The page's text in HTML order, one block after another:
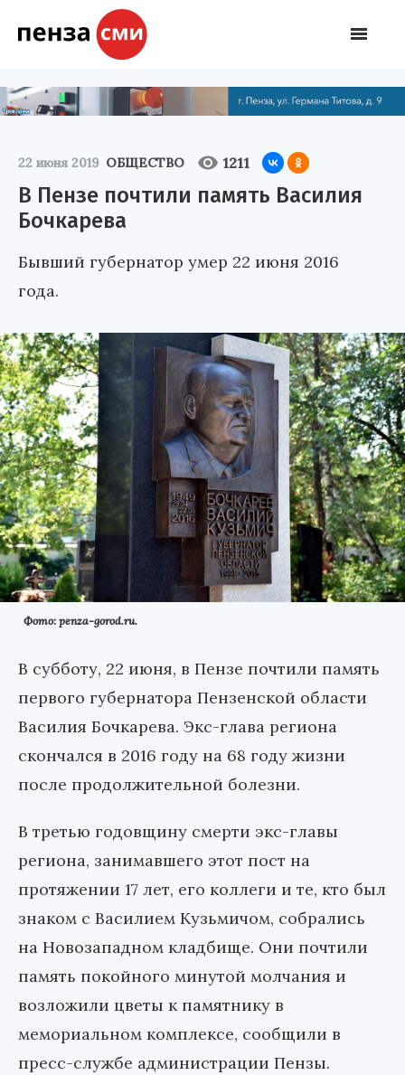
22 июня 2019 ОБЩЕСТВО 1211
В Пензе почтили память Василия
Бочкарева
Бывший губернатор умер 22 июня 2016
года.
Фото: penza-gorod.ru.
В субботу, 22 июня, в Пензе почтили память
первого губернатора Пензенской области
Василия Бочкарева. Экс-глава региона
скончался в 2016 году на 68 году жизни
после продолжительной болезни.
В третью годовщину смерти экс-главы
региона, занимавшего этот пост на
протяжении 17 лет, его коллеги и те, кто был
знаком с Василием Кузьмичом, собрались
на Новозападном кладбище. Они почтили
память покойного минутой молчания и
возложили цветы к памятнику в
мемориальном комплексе, сообщили в
пресс-службе администрации Пензы.